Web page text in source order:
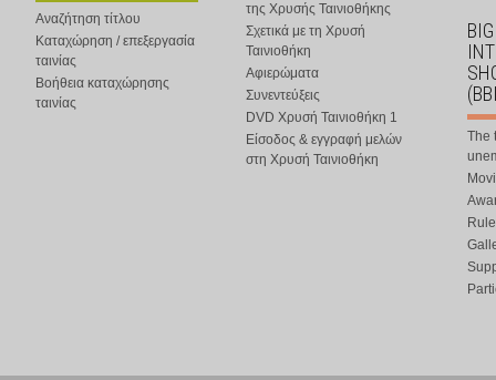
Αναζήτηση τίτλου
Καταχώρηση / επεξεργασία
ταινίας
Βοήθεια καταχώρησης
ταινίας
της Χρυσής Ταινιοθήκης
Σχετικά με τη Χρυσή
Ταινιοθήκη
Αφιερώματα
Συνεντεύξεις
DVD Χρυσή Ταινιοθήκη 1
Είσοδος & εγγραφή μελών
στη Χρυσή Ταινιοθήκη
The